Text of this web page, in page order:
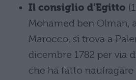
Il consiglio d’Egitto
Mohamed ben Olman,
Marocco, si trova a
dicembre 1782 per via
che ha fatto naufragare